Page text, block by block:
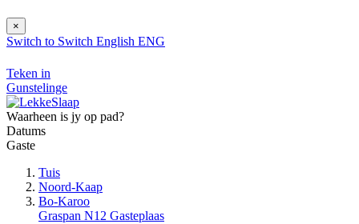
×
Switch to Switch English ENG
Teken in
Gunstelinge
Waarheen is jy op pad?
Datums
Gaste
Tuis
Noord-Kaap
Bo-Karoo
Graspan N12 Gasteplaas